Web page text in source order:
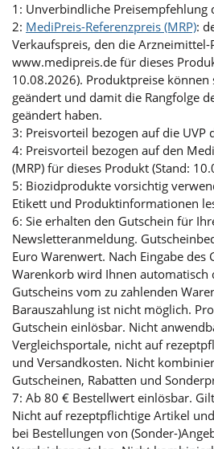
1: Unverbindliche Preisempfehlung
2: MediPreis-Referenzpreis (MRP):
Verkaufspreis, den die Arzneimittel-
www.medipreis.de für dieses
10.08.2026). Produktpreise können
geändert und damit die Rangfolge
geändert haben.
3: Preisvorteil bezogen auf die UVP
4: Preisvorteil bezogen auf den
(MRP) für dieses Produkt (Stand:
5: Biozidprodukte vorsichtig
Etikett und Produktinformationen
6: Sie erhalten den Gutschein für
Newsletteranmeldung.
Euro Warenwert. Nach Eingabe des
Warenkorb wird Ihnen automatisch
Gutscheins vom zu zahlenden
Barauszahlung ist nicht möglich.
Gutschein einlösbar. Nicht
Vergleichsportale, nicht auf
und Versandkosten. Nicht
Gutscheinen, Rabatten und
7: Ab 80 € Bestellwert einlösbar.
Nicht auf rezeptpflichtige Artikel
bei Bestellungen von (Sonder-